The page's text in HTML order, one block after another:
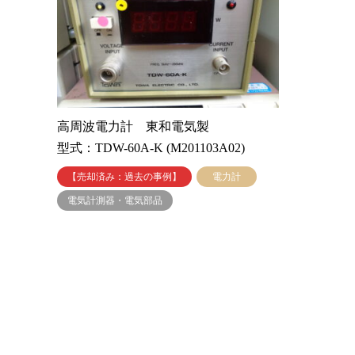
高周波電力計 東和電気製
型式：TDW-60A-K (M201103A02)
【売却済み：過去の事例】 電力計
電気計測器・電気部品